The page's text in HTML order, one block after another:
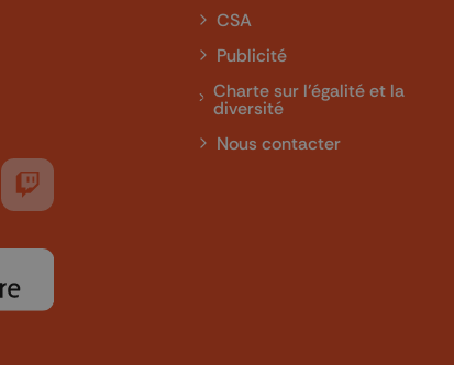
nous sur LinkedIn
Suivez-nous sur Twitch
CSA
Publicité
Charte sur l'égalité et la
diversité
Nous contacter